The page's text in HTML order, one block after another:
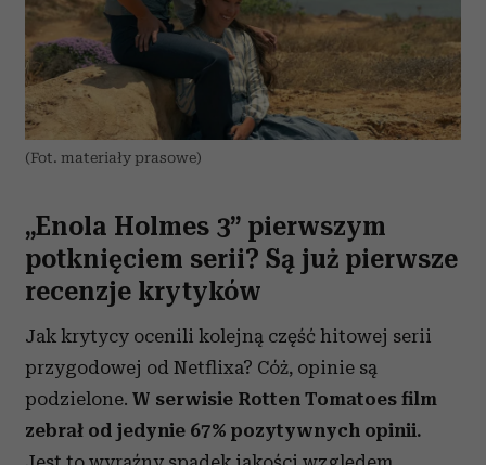
(Fot. materiały prasowe)
„Enola Holmes 3” pierwszym
potknięciem serii? Są już pierwsze
recenzje krytyków
Jak krytycy ocenili kolejną część hitowej serii
przygodowej od Netflixa? Cóż, opinie są
podzielone. W serwisie Rotten Tomatoes film
zebrał od jedynie 67% pozytywnych opinii.